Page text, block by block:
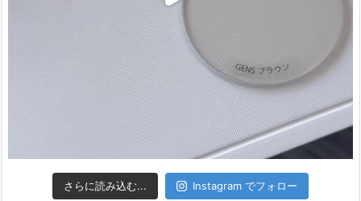
さらに読み込む... Instagram でフォロー